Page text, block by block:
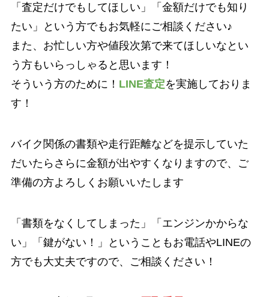
「査定だけでもしてほしい」「金額だけでも知り
たい」という方でもお気軽にご相談ください♪
また、お忙しい方や値段次第で来てほしいなとい
う方もいらっしゃると思います！
そういう方のために！ LINE査定を実施しておりま
す！
バイク関係の書類や走行距離などを提示していた
だいたらさらに金額が出やすくなりますので、ご
準備の方よろしくお願いいたします
「書類をなくしてしまった」「エンジンかからな
い」「鍵がない！」ということもお電話やLINEの
方でも大丈夫ですので、ご相談ください！